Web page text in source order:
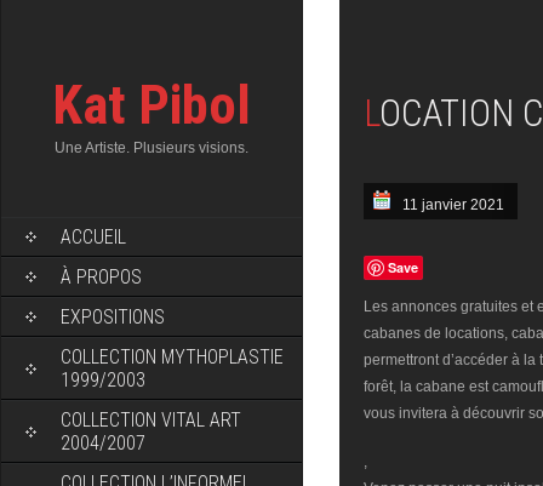
Kat Pibol
Une Artiste. Plusieurs visions.
ACCUEIL
À PROPOS
EXPOSITIONS
COLLECTION MYTHOPLASTIE
1999/2003
COLLECTION VITAL ART
2004/2007
LOCATION
11 janvier 2021
Save
Les annonces gratuites et
cabanes de locations,
permettront d’accéder à
forêt, la cabane est
vous invitera à découvrir
,